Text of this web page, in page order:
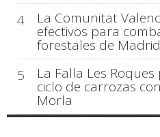
4
La Comunitat
efectivos para
forestales de
5
La Falla Les
ciclo de carrozas
Morla